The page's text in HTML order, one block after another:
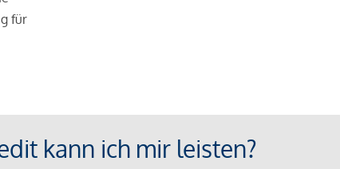
für
kann ich mir leisten?